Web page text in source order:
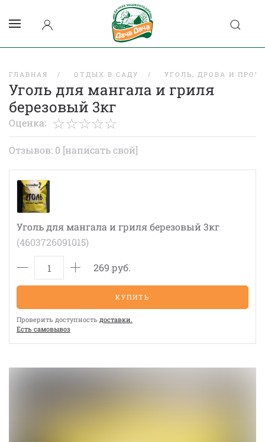
ГЛАВНАЯ ОТДЫХ В САДУ УГОЛЬ, ДРОВА И
Уголь для мангала и гриля
березовый 3кг
Оценка:
Отзывов: 0 [написать свой]
Уголь для мангала и гриля березовый 3кг
(4603726091015)
269 руб.
КУПИТЬ
Проверить доступность доставки.
Eсть cамовывоз